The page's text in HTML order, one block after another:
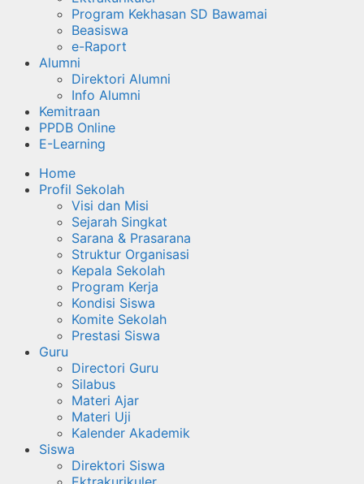
Program Kekhasan SD Bawamai
Beasiswa
e-Raport
Alumni
Direktori Alumni
Info Alumni
Kemitraan
PPDB Online
E-Learning
Home
Profil Sekolah
Visi dan Misi
Sejarah Singkat
Sarana & Prasarana
Struktur Organisasi
Kepala Sekolah
Program Kerja
Kondisi Siswa
Komite Sekolah
Prestasi Siswa
Guru
Directori Guru
Silabus
Materi Ajar
Materi Uji
Kalender Akademik
Siswa
Direktori Siswa